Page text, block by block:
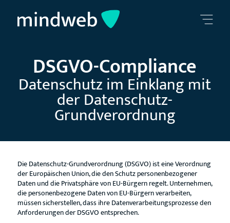
DSGVO-Compliance
Datenschutz im Einklang mit
der Datenschutz-
Grundverordnung
Die Datenschutz-Grundverordnung (DSGVO) ist eine Verordnung
der Europäischen Union, die den Schutz personenbezogener
Daten und die Privatsphäre von EU-Bürgern regelt. Unternehmen,
die personenbezogene Daten von EU-Bürgern verarbeiten,
müssen sicherstellen, dass ihre Datenverarbeitungsprozesse den
Anforderungen der DSGVO entsprechen.